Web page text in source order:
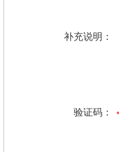
补充说明：
验证码：